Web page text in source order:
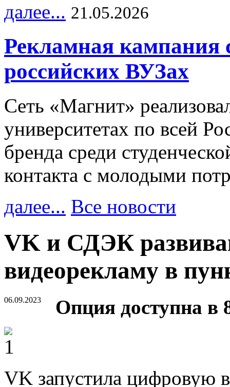
далее... 21.05.2026
Рекламная кампания
российских ВУЗах
Сеть «Магнит»
университетах по всей
бренда среди
контакта с молодыми
далее... Все новости
VK и СДЭК
видеорекламу в
06.09.2023 Опция доступна в
VK запустила цифровую